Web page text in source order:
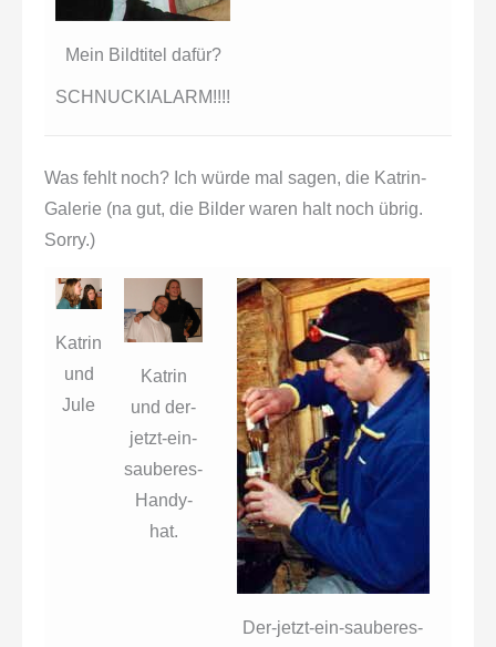
Mein Bildtitel dafür?
SCHNUCKIALARM!!!!
Was fehlt noch? Ich würde mal sagen, die Katrin-
Galerie (na gut, die Bilder waren halt noch übrig.
Sorry.)
Katrin
und
Jule
Katrin
und der-
jetzt-ein-
sauberes-
Handy-
hat.
Der-jetzt-ein-sauberes-